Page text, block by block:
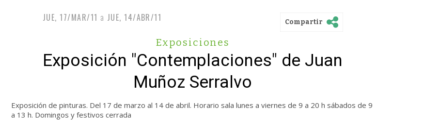
JUE, 17/MAR/11 a JUE, 14/ABR/11 Compartir
Exposiciones
Exposición "Contemplaciones" de Juan
Muñoz Serralvo
Exposición de pinturas. Del 17 de marzo al 14 de abril. Horario sala lunes a viernes de 9 a 20 h sábados de 9
a 13 h. Domingos y festivos cerrada